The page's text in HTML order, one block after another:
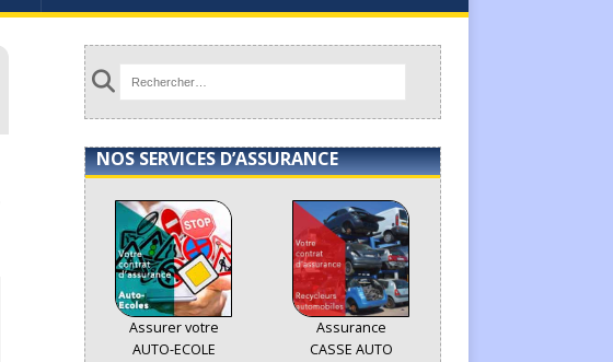
NOS SERVICES D’ASSURANCE
Assurer votre
AUTO-ECOLE
Assurance
CASSE AUTO